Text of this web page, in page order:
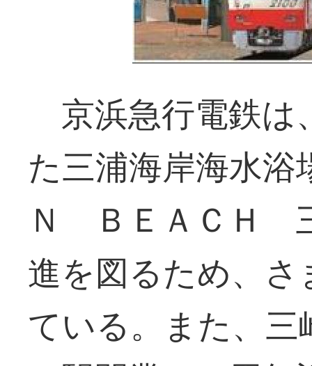
京浜急行電鉄は
た三浦海岸海水
Ｎ ＢＥＡＣＨ
進を図るため、
ている。また、